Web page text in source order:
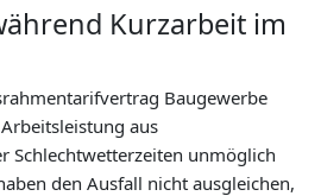
Kurzarbeit im
Baugewerbe
aus
Schlechtwetterzeiten unmöglich
den Ausfall nicht ausgleichen,